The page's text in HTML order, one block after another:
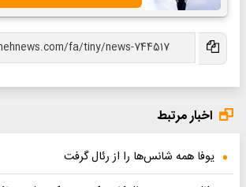
اخبار مرتبط
یوفا همه شانس‌ها را از رئال گرفت